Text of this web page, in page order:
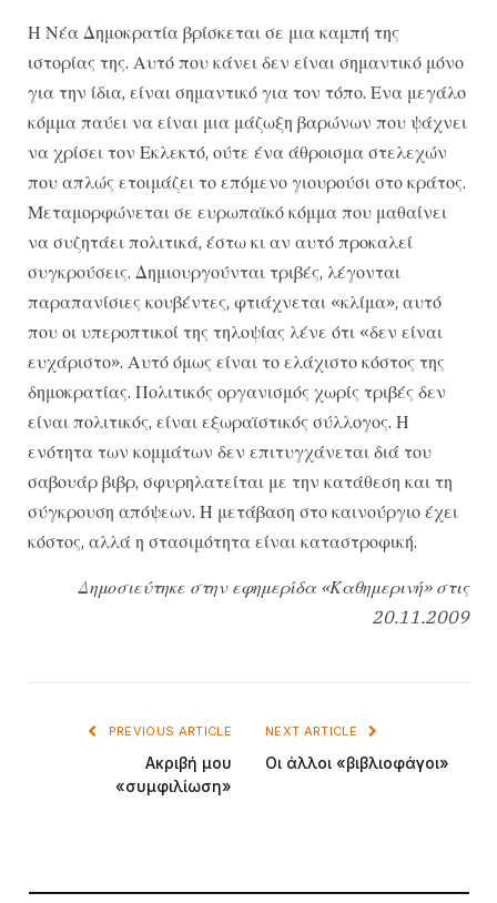
Η Νέα Δημοκρατία βρίσκεται σε μια καμπή της
ιστορίας της. Αυτό που κάνει δεν είναι σημαντικό μόνο
για την ίδια, είναι σημαντικό για τον τόπο. Ενα μεγάλο
κόμμα παύει να είναι μια μάζωξη βαρώνων που ψάχνει
να χρίσει τον Εκλεκτό, ούτε ένα άθροισμα στελεχών
που απλώς ετοιμάζει το επόμενο γιουρούσι στο κράτος.
Μεταμορφώνεται σε ευρωπαϊκό κόμμα που μαθαίνει
να συζητάει πολιτικά, έστω κι αν αυτό προκαλεί
συγκρούσεις. Δημιουργούνται τριβές, λέγονται
παραπανίσιες κουβέντες, φτιάχνεται «κλίμα», αυτό
που οι υπεροπτικοί της τηλοψίας λένε ότι «δεν είναι
ευχάριστο». Αυτό όμως είναι το ελάχιστο κόστος της
δημοκρατίας. Πολιτικός οργανισμός χωρίς τριβές δεν
είναι πολιτικός, είναι εξωραϊστικός σύλλογος. Η
ενότητα των κομμάτων δεν επιτυγχάνεται διά του
σαβουάρ βιβρ, σφυρηλατείται με την κατάθεση και τη
σύγκρουση απόψεων. Η μετάβαση στο καινούργιο έχει
κόστος, αλλά η στασιμότητα είναι καταστροφική.
Δημοσιεύτηκε στην εφημερίδα «Καθημερινή» στις
20.11.2009
PREVIOUS ARTICLE
Ακριβή μου
«συμφιλίωση»
NEXT ARTICLE
Οι άλλοι «βιβλιοφάγοι»